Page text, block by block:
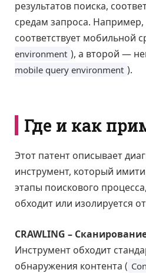
результатов поиска,
средам запроса. Например,
соответствует мобильной
environment ), а второй —
mobile query environment ).
Где и как
Этот патент описывает
инструмент, который
этапы поискового
обходит или изолируется
CRAWLING –
Инструмент обходит
обнаружения контента (